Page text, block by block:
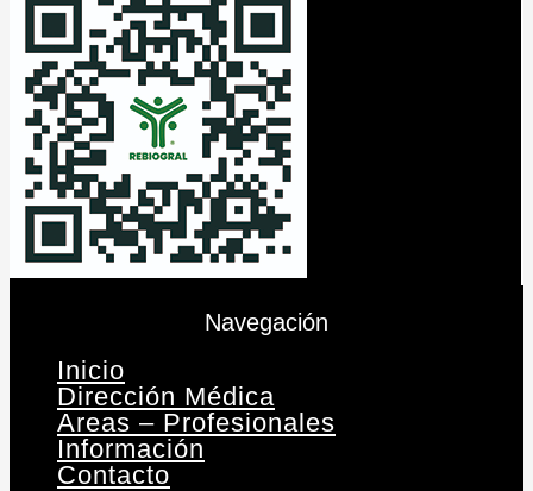
Navegación
Inicio
Dirección Médica
Areas – Profesionales
Información
Contacto